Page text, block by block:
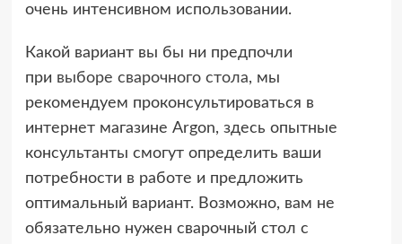
очень интенсивном использовании.
Какой вариант вы бы ни предпочли
при выборе сварочного стола, мы
рекомендуем проконсультироваться в
интернет магазине Аrgon, здесь опытные
консультанты смогут определить ваши
потребности в работе и предложить
оптимальный вариант. Возможно, вам не
обязательно нужен сварочный стол с